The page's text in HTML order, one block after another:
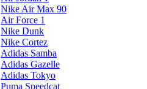
Nike Air Max 90
Air Force 1
Nike Dunk
Nike Cortez
Adidas Samba
Adidas Gazelle
Adidas Tokyo
Puma Speedcat